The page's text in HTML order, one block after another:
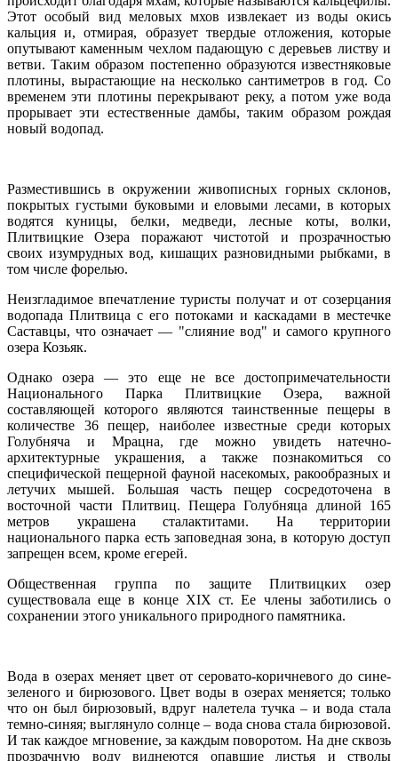
Этот особый вид меловых мхов извлекает из воды окись
кальция и, отмирая, образует твердые отложения, которые
опутывают каменным чехлом падающую с деревьев листву и
ветви. Таким образом постепенно образуются известняковые
плотины, вырастающие на несколько сантиметров в год. Со
временем эти плотины перекрывают реку, а потом уже вода
прорывает эти естественные дамбы, таким образом рождая
новый водопад.
Разместившись в окружении живописных горных склонов,
покрытых густыми буковыми и еловыми лесами, в которых
водятся куницы, белки, медведи, лесные коты, волки,
Плитвицкие Озера поражают чистотой и прозрачностью
своих изумрудных вод, кишащих разновидными рыбками, в
том числе форелью.
Неизгладимое впечатление туристы получат и от созерцания
водопада Плитвица с его потоками и каскадами в местечке
Саставцы, что означает — "слияние вод" и самого крупного
озера Козьяк.
Однако озера — это еще не все достопримечательности
Национального Парка Плитвицкие Озера, важной
составляющей которого являются таинственные пещеры в
количестве 36 пещер, наиболее известные среди которых
Голубняча и Мрацна, где можно увидеть натечно-
архитектурные украшения, а также познакомиться со
специфической пещерной фауной насекомых, ракообразных и
летучих мышей. Большая часть пещер сосредоточена в
восточной части Плитвиц. Пещера Голубняца длиной 165
метров украшена сталактитами. На территории
национального парка есть заповедная зона, в которую доступ
запрещен всем, кроме егерей.
Общественная группа по защите Плитвицких озер
существовала еще в конце ХIХ ст. Ее члены заботились о
сохранении этого уникального природного памятника.
Вода в озерах меняет цвет от серовато-коричневого до сине-
зеленого и бирюзового. Цвет воды в озерах меняется; только
что он был бирюзовый, вдруг налетела тучка – и вода стала
темно-синяя; выглянуло солнце – вода снова стала бирюзовой.
И так каждое мгновение, за каждым поворотом. На дне сквозь
прозрачную воду виднеются опавшие листья и стволы